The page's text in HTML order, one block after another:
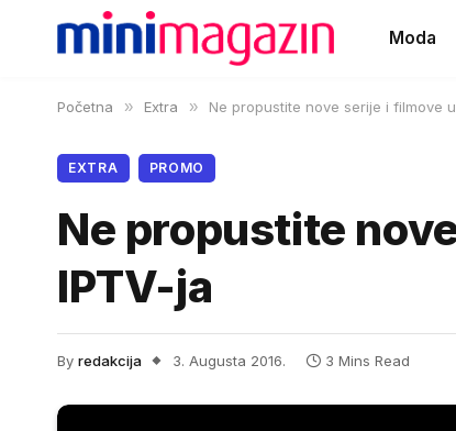
Moda
Početna » Extra » Ne propustite nove serije i filmove
EXTRA PROMO
Ne propustite
IPTV-ja
By redakcija 3. Augusta 2016. 3 Mins Read